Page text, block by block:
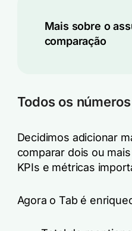
Mais sobre o
comparação
Todos os
Decidimos adicionar
comparar dois ou
KPIs e métricas
Agora o Tab é